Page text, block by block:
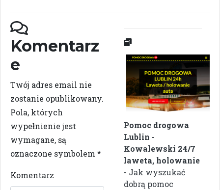
Komentarz
e
Twój adres email nie
zostanie opublikowany.
Pola, których
wypełnienie jest
wymagane, są
oznaczone symbolem *
Komentarz
Pomoc drogowa
Lublin -
Kowalewski 24/7
laweta, holowanie
- Jak wyszukać
dobrą pomoc